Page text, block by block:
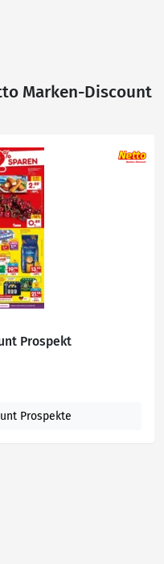
Marken-Discount
Prospekt
Prospekte